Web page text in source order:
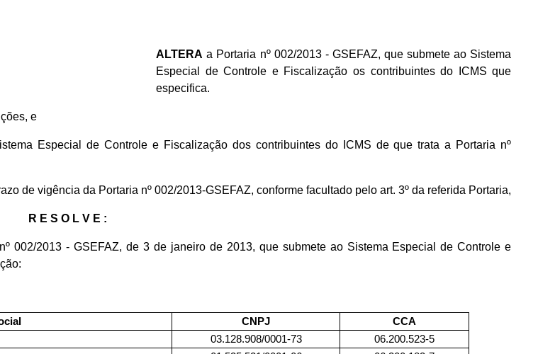
ALTERA a Portaria nº 002/2013 - GSEFAZ, que submete ao Sistema
Especial de Controle e Fiscalização os contribuintes do ICMS que
especifica.
e
Especial de Controle e Fiscalização dos contribuintes do ICMS de que trata a Portaria nº
de vigência da Portaria nº 002/2013-GSEFAZ, conforme facultado pelo art. 3º da referida Portaria,
R E S O L V E :
002/2013 - GSEFAZ, de 3 de janeiro de 2013, que submete ao Sistema Especial de Controle e
CNPJ
CCA
03.128.908/0001-73
06.200.523-5